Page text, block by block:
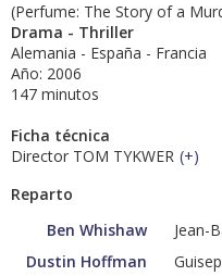
(Perfume: The Story of a
Drama - Thriller
Alemania - España - Francia
Año: 2006
147 minutos
Ficha técnica
Director TOM TYKWER (+)
Reparto
Ben Whishaw
Jean-
Dustin Hoffman